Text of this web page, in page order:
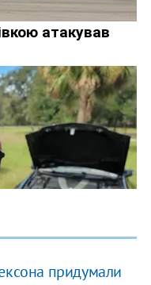
придумали